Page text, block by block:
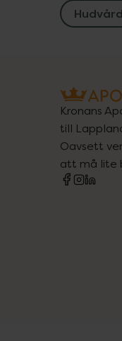
Hudvård
Kronans
till
Oavsett
att må lite